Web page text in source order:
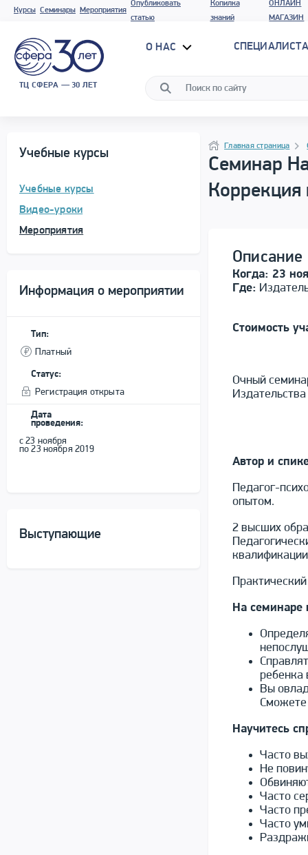
Курсы Семинары Мероприятия
Опубликовать
статью
Копилка
знаний
ОНЛАЙН
МАГАЗИН
ТЦ СФЕРА — 30 ЛЕТ
О НАС
Учебные курсы
Учебные курсы
Видео-уроки
Мероприятия
Информация о мероприятии
Тип:
Платный
Статус:
Регистрация открыта
Дата
проведения:
с 23 ноября
по 23 ноября 2019
Выступающие
НавигацияГлавная страница
Семинар
Коррекция
Описание
Когда: 23
Где:
Стоимость
Очный
Автор и
Педагог-
опытом.
2 высших
На семинаре
ребенка
Вы
Сможете
Научитесь
Часто
Не
Часто
Часто
Часто